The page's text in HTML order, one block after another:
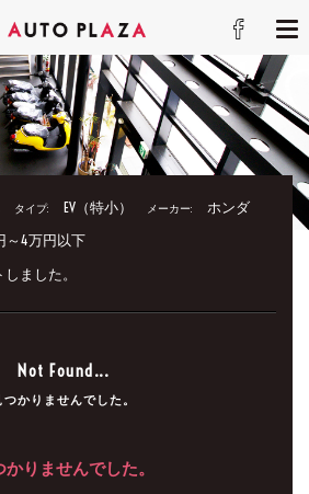
タイプ: EV（特小） メーカー: ホンダ
～4万円以下
ました。
Not Found...
つかりませんでした。
かりませんでした。